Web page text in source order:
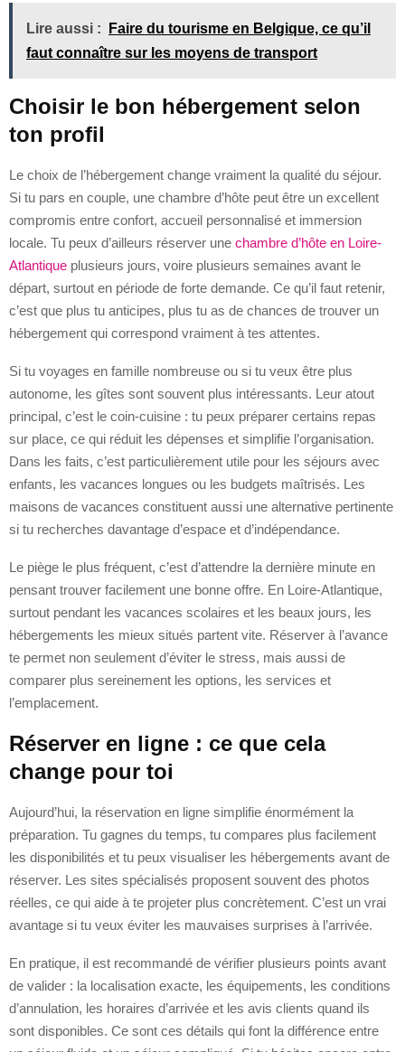
Lire aussi :
Faire du tourisme en Belgique, ce qu’il
faut connaître sur les moyens de transport
Choisir le bon hébergement selon
ton profil
Le choix de l’hébergement change vraiment la qualité du séjour.
Si tu pars en couple, une chambre d’hôte peut être un excellent
compromis entre confort, accueil personnalisé et immersion
locale. Tu peux d’ailleurs réserver une chambre d’hôte en Loire-
Atlantique plusieurs jours, voire plusieurs semaines avant le
départ, surtout en période de forte demande. Ce qu’il faut retenir,
c’est que plus tu anticipes, plus tu as de chances de trouver un
hébergement qui correspond vraiment à tes attentes.
Si tu voyages en famille nombreuse ou si tu veux être plus
autonome, les gîtes sont souvent plus intéressants. Leur atout
principal, c’est le coin-cuisine : tu peux préparer certains repas
sur place, ce qui réduit les dépenses et simplifie l’organisation.
Dans les faits, c’est particulièrement utile pour les séjours avec
enfants, les vacances longues ou les budgets maîtrisés. Les
maisons de vacances constituent aussi une alternative pertinente
si tu recherches davantage d’espace et d’indépendance.
Le piège le plus fréquent, c’est d’attendre la dernière minute en
pensant trouver facilement une bonne offre. En Loire-Atlantique,
surtout pendant les vacances scolaires et les beaux jours, les
hébergements les mieux situés partent vite. Réserver à l’avance
te permet non seulement d’éviter le stress, mais aussi de
comparer plus sereinement les options, les services et
l’emplacement.
Réserver en ligne : ce que cela
change pour toi
Aujourd’hui, la réservation en ligne simplifie énormément la
préparation. Tu gagnes du temps, tu compares plus facilement
les disponibilités et tu peux visualiser les hébergements avant de
réserver. Les sites spécialisés proposent souvent des photos
réelles, ce qui aide à te projeter plus concrètement. C’est un vrai
avantage si tu veux éviter les mauvaises surprises à l’arrivée.
En pratique, il est recommandé de vérifier plusieurs points avant
de valider : la localisation exacte, les équipements, les conditions
d’annulation, les horaires d’arrivée et les avis clients quand ils
sont disponibles. Ce sont ces détails qui font la différence entre